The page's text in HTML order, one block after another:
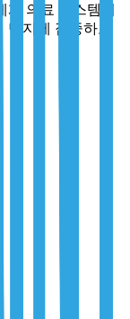
의료 시스템이
지에 집중하고